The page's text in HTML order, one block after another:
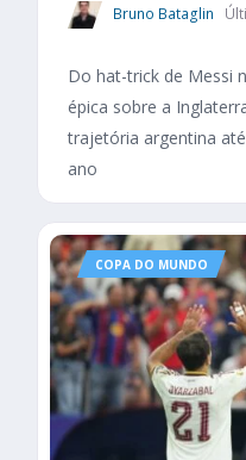
Bruno Bataglin
Do hat-trick de Messi
épica sobre a
trajetória argentina
ano
COPA DO MUNDO